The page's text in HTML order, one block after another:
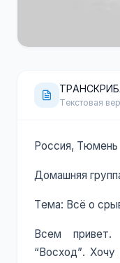
Текстовая
Россия, Тюмень
Домашняя
Тема: Всё о
Всем
“Восход”. Хочу